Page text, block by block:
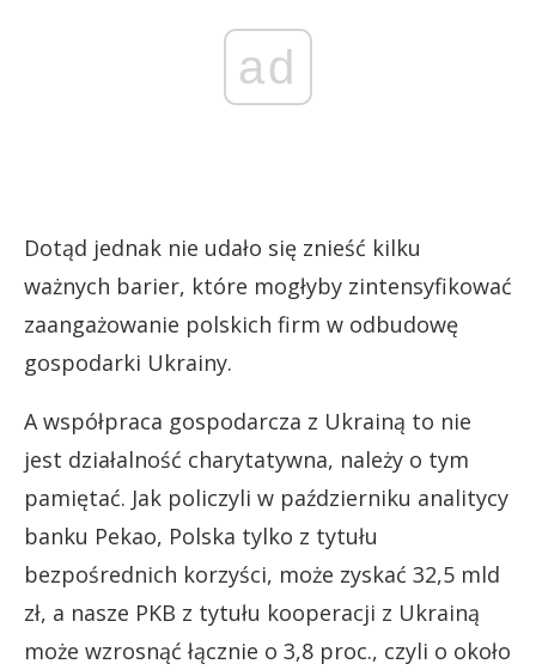
ad
Dotąd jednak nie udało się znieść kilku
ważnych barier, które mogłyby zintensyfikować
zaangażowanie polskich firm w odbudowę
gospodarki Ukrainy.
A współpraca gospodarcza z Ukrainą to nie
jest działalność charytatywna, należy o tym
pamiętać. Jak policzyli w październiku analitycy
banku Pekao, Polska tylko z tytułu
bezpośrednich korzyści, może zyskać 32,5 mld
zł, a nasze PKB z tytułu kooperacji z Ukrainą
może wzrosnąć łącznie o 3,8 proc., czyli o około